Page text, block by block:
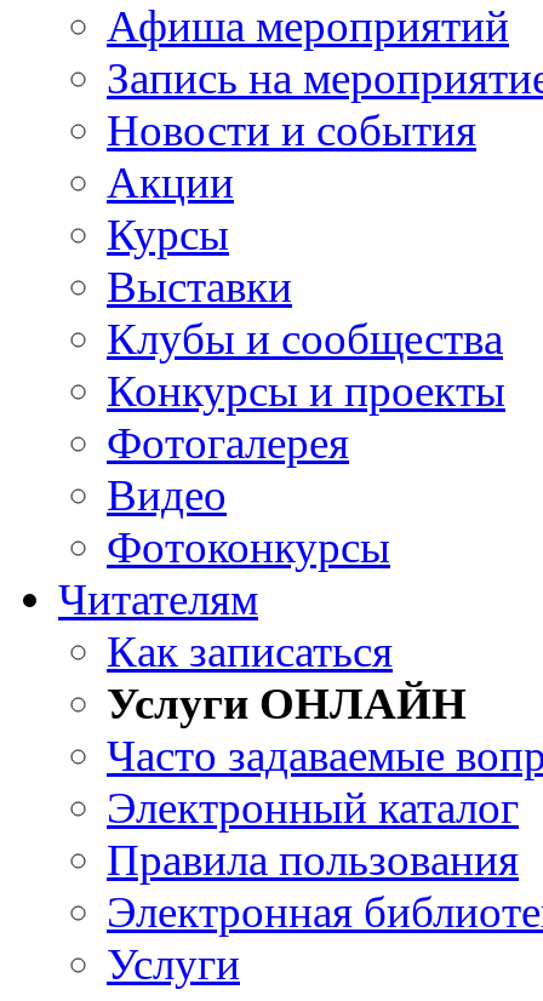
Афиша мероприятий
Запись на
Новости и события
Акции
Курсы
Выставки
Клубы и сообщества
Конкурсы и проекты
Фотогалерея
Видео
Фотоконкурсы
Читателям
Как записаться
Услуги ОНЛАЙН
Часто задаваемые
Электронный каталог
Правила пользования
Электронная
Услуги